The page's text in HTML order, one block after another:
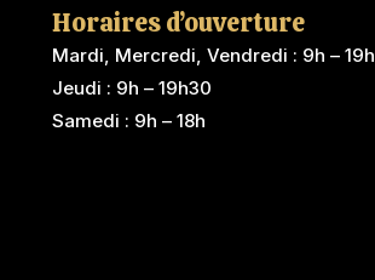
Horaires d’ouverture
Mardi, Mercredi, Vendredi : 9h – 19h
Jeudi : 9h – 19h30
Samedi : 9h – 18h